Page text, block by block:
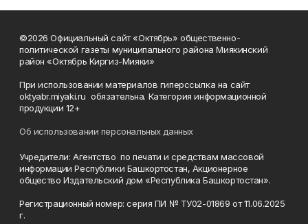
©2026 Официальный сайт «Октябрь» общественно-
политической газеты муниципального района Миякинский
район «Октябрь Киргиз-Мияки»
При использовании материалов гиперссылка на сайт
oktyabr.miyaki.ru обязательна. Категория информационной
продукции 12+
Об использовании персональных данных
Учредители: Агентство по печати и средствам массовой
информации Республики Башкортостан, Акционерное
общество Издательский дом «Республика Башкортостан».
Регистрационный номер: серия ПИ № ТУ02-01869 от 11.06.2025
г.